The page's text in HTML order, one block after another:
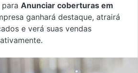
Anunciar coberturas em
ganhará destaque, atrairá
e verá suas vendas